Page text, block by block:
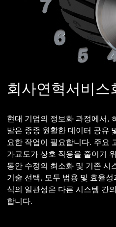
회사연혁서비스
현대 기업의 정보화 과정에서,
발은 종종 원활한 데이터 공유
요한 작업이 필요합니다. 주요
가교도가 상호 작용을 줄이기
동안 수정의 최소화 및 기존 시
기술 선택, 모두 범용 및 효율
식의 일관성은 다른 시스템 간
합니다.